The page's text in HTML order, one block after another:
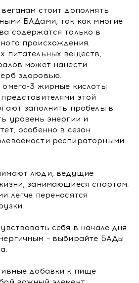
стоит дополнять
БАДами, так как многие
содержатся только в
происхождения.
питательных веществ,
может нанести
здоровью.
3 жирные кислоты
этой
заполнить пробелы в
уровень энергии и
особенно в сезон
респираторными
люди, ведущие
занимающиеся спортом.
легче переносятся
себя в начале дня
– выбирайте БАДы
добавки к пище